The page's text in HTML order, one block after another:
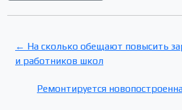
← На сколько обещают повысить
и работников школ
Ремонтируется